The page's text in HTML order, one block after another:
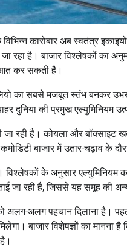
कारोबार अब स्वतंत्र
रहा है। बाजार विश्लेषकों का
कर सकती है।
का सबसे मजबूत स्तंभ बनकर
दुनिया की प्रमुख एल्युमिनियम
जा रही है। कोयला और बॉक्साइट
बाजार में उतार-चढ़ाव के
के अनुसार एल्युमिनियम
जा रही है, जिससे यह समूह की
को अलग-अलग पहचान दिलाना
बाजार विशेषज्ञों का